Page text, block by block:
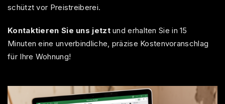
schützt vor Preistreiberei.
Kontaktieren Sie uns jetztund erhalten Sie in 15
Minuten eine unverbindliche, präzise Kostenvoranschlag
für Ihre Wohnung!